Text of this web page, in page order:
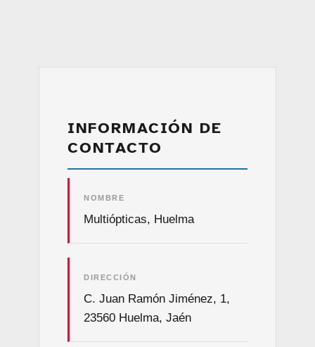
INFORMACIÓN DE
CONTACTO
NOMBRE
Multiópticas, Huelma
DIRECCIÓN
C. Juan Ramón Jiménez, 1,
23560 Huelma, Jaén